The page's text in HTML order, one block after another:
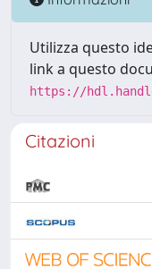
Utilizza questo
link a questo
https://
Citazioni